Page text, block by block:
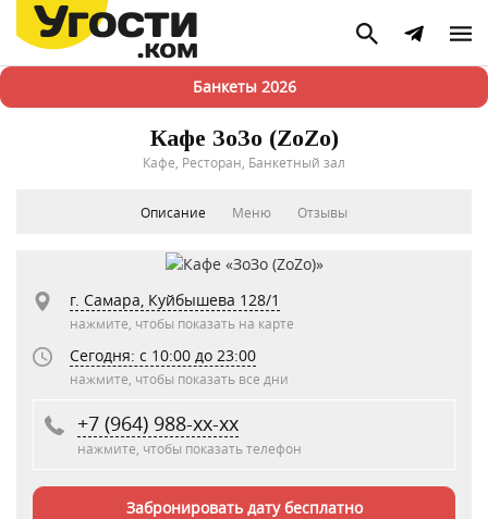
Банкеты 2026
Кафе ЗоЗо (ZoZo)
Кафе, Ресторан, Банкетный зал
Описание Меню Отзывы
г. Самара, Куйбышева 128/1
нажмите, чтобы показать на карте
Сегодня: c 10:00 до 23:00
нажмите, чтобы показать все дни
+7 (964) 988-xx-xx
нажмите, чтобы показать телефон
Забронировать дату бесплатно